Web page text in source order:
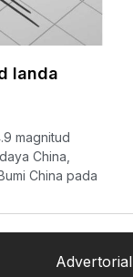
landa
magnitud
China,
China pada
Advertorial